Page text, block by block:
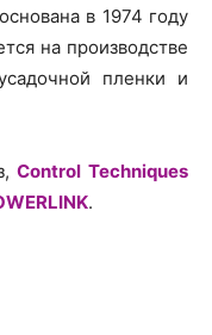
в 1974 году
на производстве
пленки и
Control Techniques
.